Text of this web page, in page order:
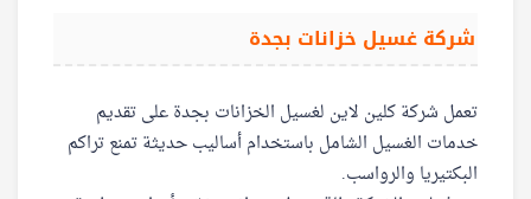
شركة غسيل خزانات بجدة
تعمل شركة كلين لاين لغسيل الخزانات بجدة على تقديم
خدمات الغسيل الشامل باستخدام أساليب حديثة تمنع تراكم
البكتيريا والرواسب.